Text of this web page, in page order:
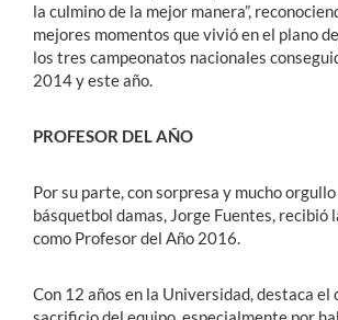
la culmino de la mejor manera”,
mejores momentos que vivió en el plano
los tres campeonatos nacionales
2014 y este año.
PROFESOR DEL AÑO
Por su parte, con sorpresa y mucho
básquetbol damas, Jorge Fuentes, recibió
como Profesor del Año 2016.
Con 12 años en la Universidad, destaca el